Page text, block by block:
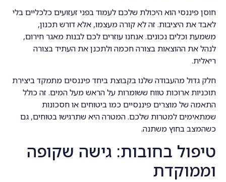
חוסן פיננסי הוא היכולת שלכם לעמוד בפני זעזועים כלכליים בלי
לאבד את היציבות. זה לא קורה מעצמו, אלא דורש תכנון,
משמעת וכלים נכונים. אנחנו עוזרים לכם לבנות מאגר חירום,
לנהל את ההוצאות בצורה חכמה ולתכנן את העתיד בצורה
ריאלית.
חלק גדול מהעבודה שלנו בקבוצת ביחד פיננסים מתמקד ביצירת
תוכניות ארוכות טווח ששומרות על הראש מעל המים. זה כולל
התאמה של מוצרים פיננסיים כמו ביטוחים או חסכונות
שמתאימים למטרות שלכם. המטרה היא שתרגישו בטוחים, גם
כשהמצב בחוץ משתנה.
טיפול בחובות: גישה שקופה
וממוקדת